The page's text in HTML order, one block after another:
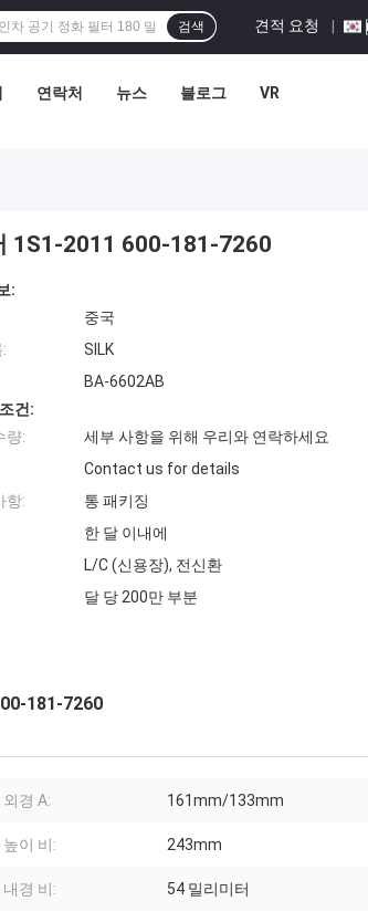
견적 요청 |
검색
연락처 뉴스 블로그 VR
1S1-2011 600-181-7260
:
중국
SILK
BA-6602AB
건:
량:
세부 사항을 위해 우리와 연락하세요
Contact us for details
항:
통 패키징
한 달 이내에
L/C (신용장), 전신환
달 당 200만 부분
181-7260
외경 A: 161mm/133mm
높이 비: 243mm
내경 비: 54 밀리미터